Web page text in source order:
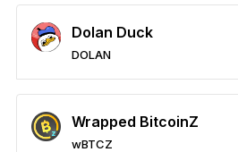
Dolan Duck
DOLAN
전송/수령
매수
스왑
스테이킹
타사 지갑과 호환 가능 안전한 DOLAN
Wrapped BitcoinZ
wBTCZ